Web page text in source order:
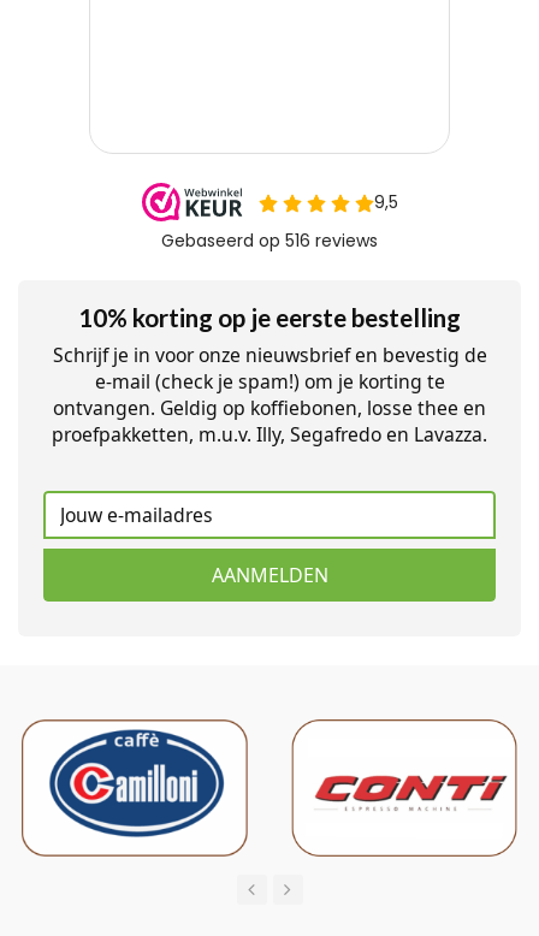
10% korting op je eerste bestelling
Schrijf je in voor onze nieuwsbrief en bevestig de
e-mail (check je spam!) om je korting te
ontvangen. Geldig op koffiebonen, losse thee en
proefpakketten, m.u.v. Illy, Segafredo en Lavazza.
AANMELDEN